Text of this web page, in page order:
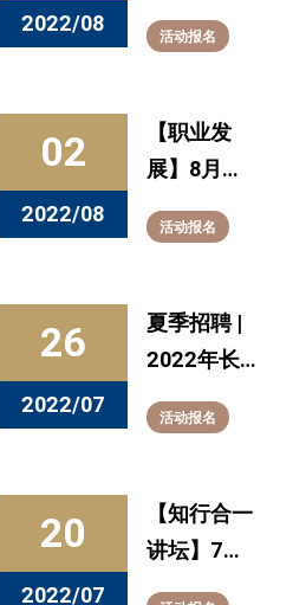
2022/08
20日预告：
T型人才的
从德语翻译
到五百强企
活动报名
02
2022/08
【职业发
展】8月活
动预告：暑
期持续充
业机遇
活动报名
26
2022/07
夏季招聘 |
2022年长
三角高校毕
业生暑期就
江苏省专场
活动报名
20
2022/07
【知行合一
讲坛】7月
20日预告：